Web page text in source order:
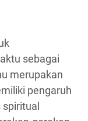
sebagai
merupakan
pengaruh
spiritual